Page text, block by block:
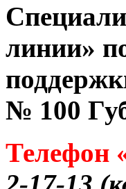
линии»
№ 100
Телефон